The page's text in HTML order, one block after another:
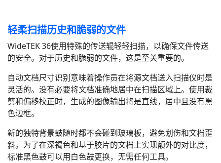
轻柔扫描历史和脆弱的文件
WideTEK 36使用特殊的传送辊轻轻扫描，以确保文件传送
的安全。对于历史和脆弱的文件，这是至关重要的。
自动文档尺寸识别意味着操作员在将源文档送入扫描仪时是
灵活的。没有必要将文档准确地居中在扫描区域上。使用裁
剪和偏移校正时，生成的图像输出将是直线，居中且没有黑
色边框。
新的独特背景鼓随时都不会碰到玻璃板，避免划伤和文档歪
斜。为了在深褐色和基于胶片的文档上实现额外的对比度，
标准黑色鼓可以用白色鼓更换，无需任何工具。